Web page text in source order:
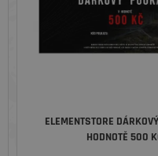
ELEMENTSTORE
HODNOTĚ 500